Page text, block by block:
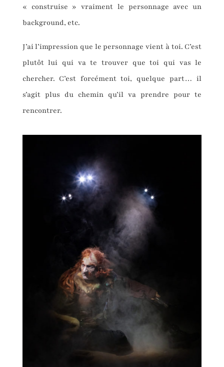
« construise » vraiment le personnage avec un
background, etc.
J’ai l’impression que le personnage vient à toi. C’est
plutôt lui qui va te trouver que toi qui vas le
chercher. C’est forcément toi, quelque part… il
s’agit plus du chemin qu’il va prendre pour te
rencontrer.